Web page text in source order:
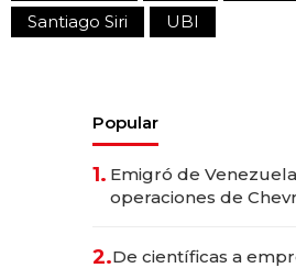
Santiago Siri
UBI
Popular
1. Emigró de
operaciones de
2.De científicas a